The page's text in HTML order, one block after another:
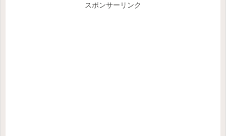
スポンサーリンク